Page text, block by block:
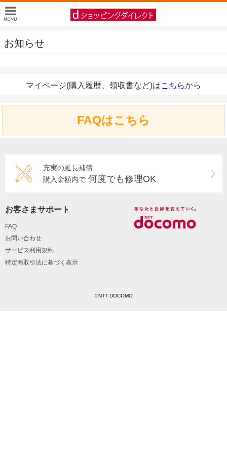
お知らせ
マイページ(購入履歴、領収書など)はこちらから
FAQはこちら
充実の延長補償
購入金額内で 何度でも修理OK
お客さまサポート
FAQ
お問い合わせ
サービス利用規約
特定商取引法に基づく表示
©NTT DOCOMO